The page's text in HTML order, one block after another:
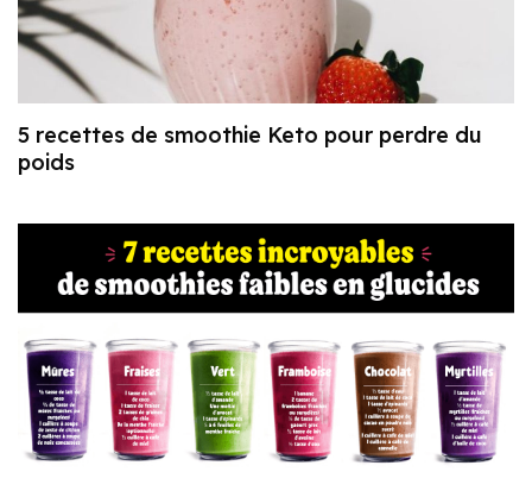
5 recettes de smoothie Keto pour perdre du
poids